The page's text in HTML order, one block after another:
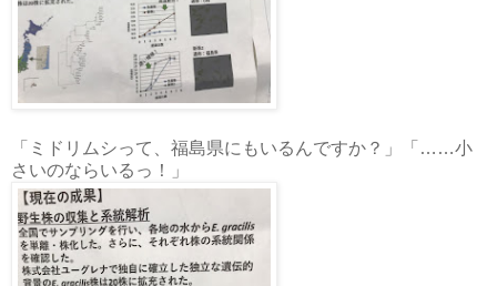
「ミドリムシって、福島県にもいるんですか？」「……小
さいのならいるっ！」